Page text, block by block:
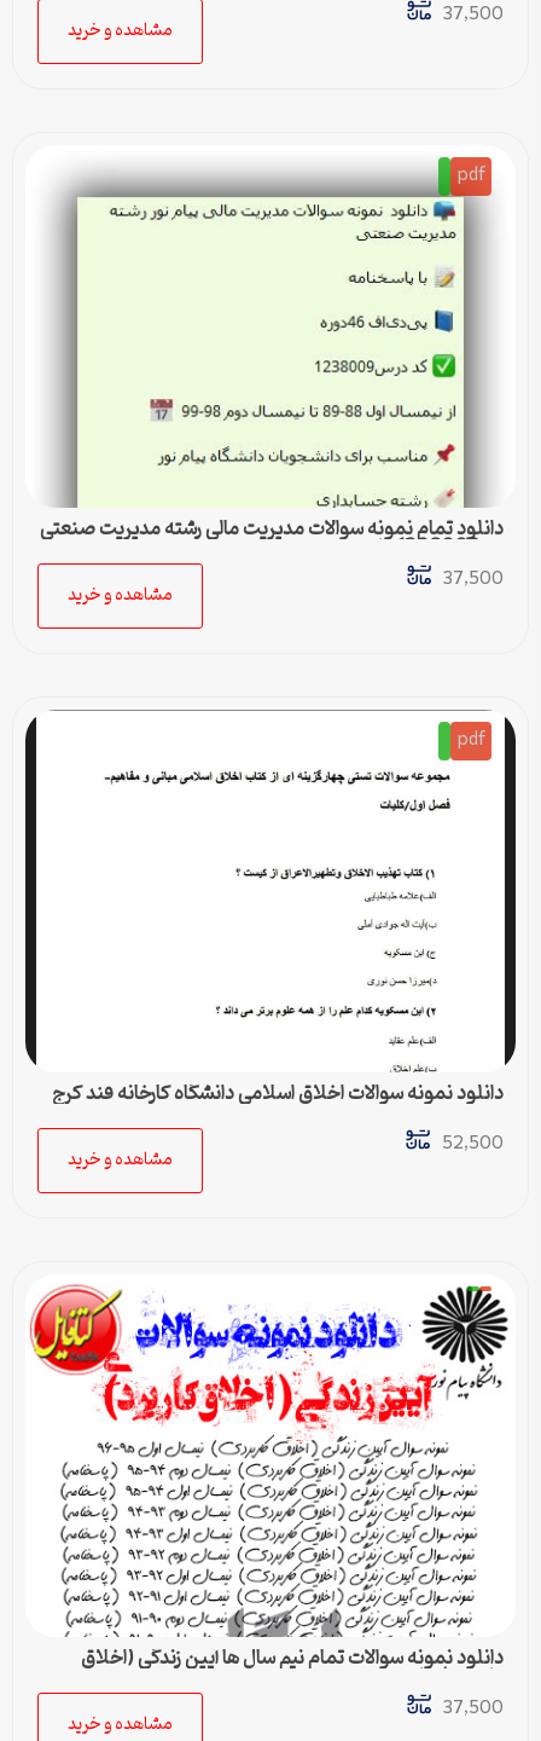
37,500
مشاهده و خرید
pdf
دانلود تمام نمونه سوالات مدیریت مالی رشته مدیریت صنعتی
37,500
مشاهده و خرید
pdf
دانلود نمونه سوالات اخلاق اسلامی دانشگاه کارخانه قند کرج
52,500
مشاهده و خرید
دانلود نمونه سوالات تمام نیم سال ها آیین زندگی (اخلاق
کاربردی) پیام نور
37,500
مشاهده و خرید